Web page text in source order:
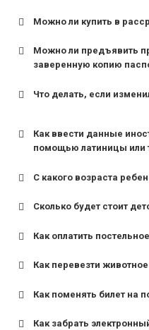
Можно ли купить в
Можно ли предъявить
заверенную копию
Что делать, если
Как ввести данные
помощью латиницы или
С какого возраста
для поездов дальнего
для пригородных
Сколько будет стоит
Как оплатить
Как перевезти
Как поменять билет на
Как забрать